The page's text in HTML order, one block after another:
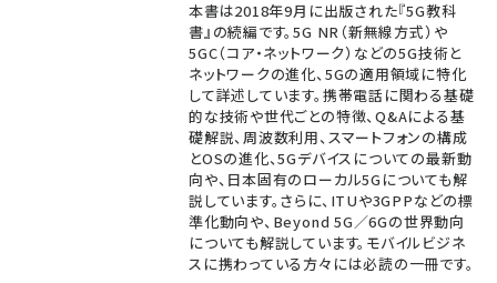
本書は2018年9月に出版された『5G教科
書』の続編です。5G NR（新無線方式）や
5GC（コア・ネットワーク）などの5G技術と
ネットワークの進化、5Gの適用領域に特化
して詳述しています。携帯電話に関わる基礎
的な技術や世代ごとの特徴、Q&Aによる基
礎解説、周波数利用、スマートフォンの構成
とOSの進化、5Gデバイスについての最新動
向や、日本固有のローカル5Gについても解
説しています。さらに、ITUや3GPPなどの標
準化動向や、Beyond 5G／6Gの世界動向
についても解説しています。モバイルビジネ
スに携わっている方々には必読の一冊です。